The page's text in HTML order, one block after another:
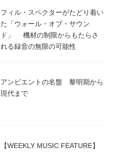
フィル・スペクターがたどり着い
た「ウォール・オブ・サウン
ド」 機材の制限からもたらさ
れる録音の無限の可能性
アンビエントの名盤 黎明期から
現代まで
【WEEKLY MUSIC FEATURE】